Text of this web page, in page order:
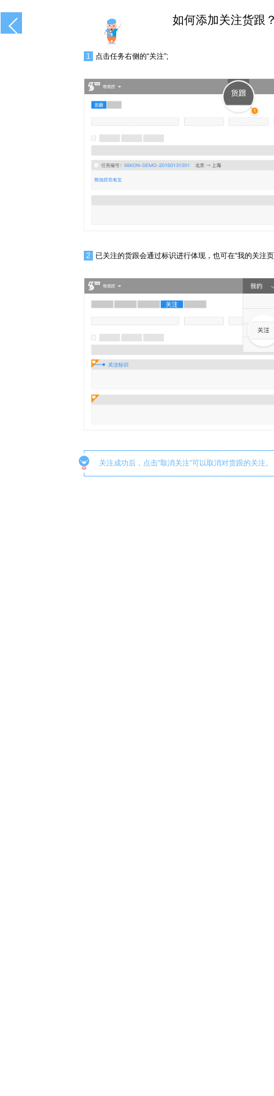
如何添加关注货跟
1 点击任务右侧的“关注”;
2 已关注的货跟会通过标识进行体现，也可在“我的关注
关注成功后，点击“取消关注”可以取消对货跟的关注。